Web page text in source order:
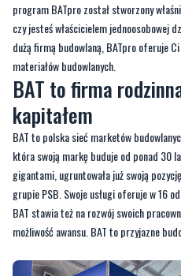
program BATpro został stworzony
czy jesteś właścicielem jednoosobowej
dużą firmą budowlaną, BATpro oferuje
materiałów budowlanych.
BAT to firma
kapitałem
BAT to polska sieć marketów
która swoją markę buduje od ponad 30
gigantami, ugruntowała już swoją
grupie PSB. Swoje usługi oferuje w 16
BAT stawia też na rozwój swoich
możliwość awansu. BAT to przyjazne